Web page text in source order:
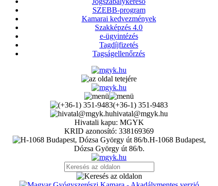
SZEBB-program
Kamarai kedvezmények
Szakképzés 4.0
e-ügyintézés
Tagdíjfizetés
Tagságellenőrzés
(+36-1) 351-9483
hivatal@mgyk.hu
Hivatali kapu: MGYK
KRID azonosító: 338169369
H-1068 Budapest,
Dózsa György út 86/b.